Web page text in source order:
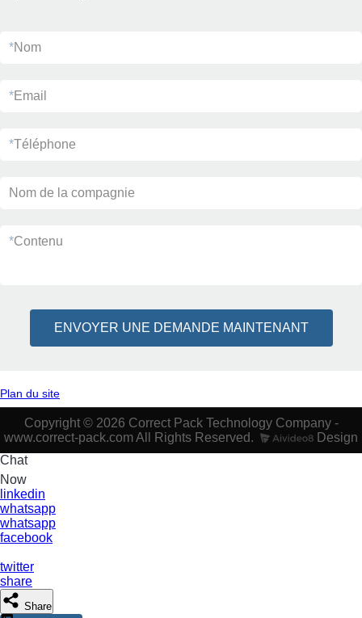
*Nom
*Email
*Téléphone
Nom de la compagnie
*Contenu
ENVOYER UNE DEMANDE MAINTENANT
Plan du site
Copyright © 2026 Correct Pack Technology Company -
www.correct-pack.com All Rights Reserved.
Design
Chat
Now
linkedin
whatsapp
whatsapp
facebook
twitter
share
Share